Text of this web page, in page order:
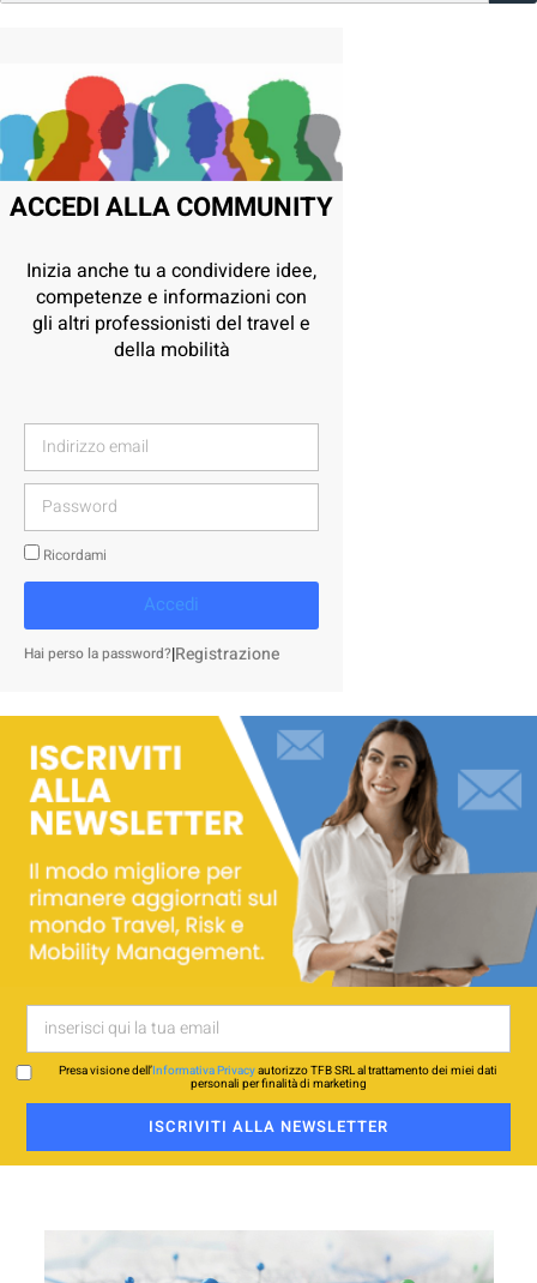
ACCEDI ALLA COMMUNITY
Inizia anche tu a condividere idee,
competenze e informazioni con
gli altri professionisti del travel e
della mobilità
Ricordami
Accedi
Hai perso la password?|Registrazione
Presa visione dell’Informativa Privacyautorizzo TFB SRL al trattamento dei miei dati
personali per finalità di marketing
ISCRIVITI ALLA NEWSLETTER